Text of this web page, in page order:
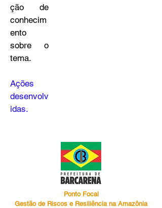
ção de
conhecim
ento
sobre o
tema.
Ações
desenvolv
idas.
Ponto Focal
Gestão de Riscos e Resiliência na Amazônia